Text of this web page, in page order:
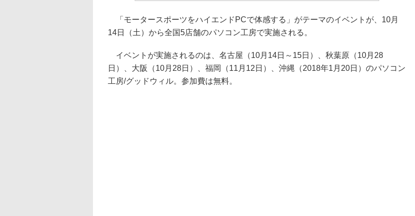
「モータースポーツをハイエンドPCで体感する」がテーマのイベントが、10月
14日（土）から全国5店舗のパソコン工房で実施される。
イベントが実施されるのは、名古屋（10月14日～15日）、秋葉原（10月28
日）、大阪（10月28日）、福岡（11月12日）、沖縄（2018年1月20日）のパソコン
工房/グッドウィル。参加費は無料。